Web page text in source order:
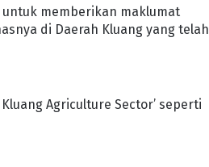
untuk memberikan maklumat
di Daerah Kluang yang telah
Agriculture Sector’ seperti